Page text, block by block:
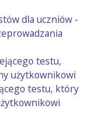
dla uczniów -
testu,
użytkownikowi
testu, który